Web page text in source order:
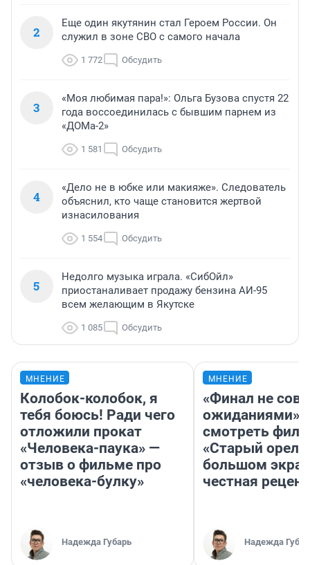
2
Еще один якутянин стал Героем России. Он
служил в зоне СВО с самого начала
1 772 Обсудить
3
«Моя любимая пара!»: Ольга Бузова спустя 22
года воссоединилась с бывшим парнем из
«ДОМа-2»
1 581 Обсудить
4
«Дело не в юбке или макияже». Следователь
объяснил, кто чаще становится жертвой
изнасилования
1 554 Обсудить
5
Недолго музыка играла. «СибОйл»
приостаналивает продажу бензина АИ-95
всем желающим в Якутске
1 085 Обсудить
МНЕНИЕ
Колобок-колобок, я
тебя боюсь! Ради чего
отложили прокат
«Человека-паука» —
отзыв о фильме про
«человека-булку»
Надежда Губарь
МНЕНИЕ
«Финал не
ожиданиями»:
смотреть
«Старый орел»
большом
честная
Надежда